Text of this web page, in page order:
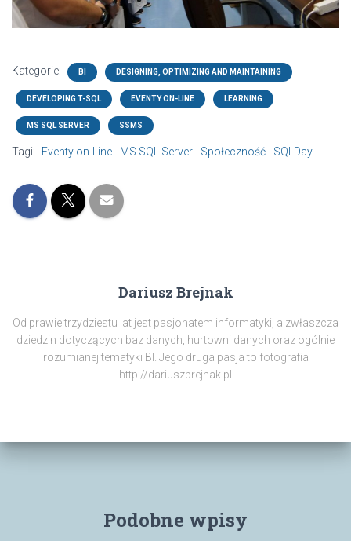
Kategorie: BI DESIGNING, OPTIMIZING AND MAINTAINING
DEVELOPING T-SQL EVENTY ON-LINE LEARNING
MS SQL SERVER SSMS
Tagi: Eventy on-Line MS SQL Server Społeczność SQLDay
Dariusz Brejnak
Od prawie trzydziestu lat jest pasjonatem informatyki, a zwłaszcza
dziedzin dotyczących baz danych, hurtowni danych oraz ogólnie
rozumianej tematyki BI. Jego druga pasja to fotografia
http://dariuszbrejnak.pl
Podobne wpisy